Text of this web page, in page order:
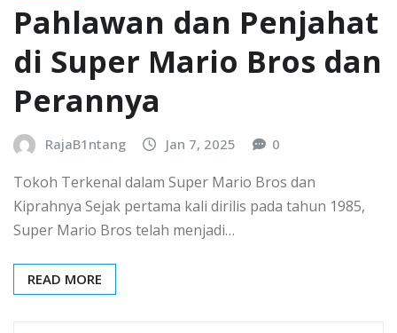
Pahlawan dan Penjahat
di Super Mario Bros dan
Perannya
RajaB1ntang Jan 7, 2025 0
Tokoh Terkenal dalam Super Mario Bros dan
Kiprahnya Sejak pertama kali dirilis pada tahun 1985,
Super Mario Bros telah menjadi…
READ MORE